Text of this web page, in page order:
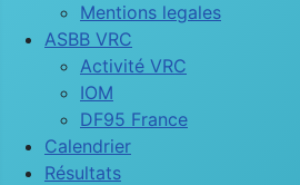
Mentions legales
ASBB VRC
Activité VRC
IOM
DF95 France
Calendrier
Résultats